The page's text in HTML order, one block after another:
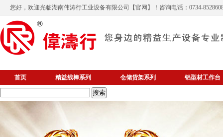
您好，欢迎光临湖南伟涛行工业设备有限公司 【官网】！咨询电话：0734-
首页 精益线棒系列 仓储货架系列 铝型材工作台